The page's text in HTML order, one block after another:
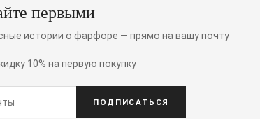
первыми
истории о фарфоре — прямо на вашу почту
10% на первую покупку
ПОДПИСАТЬСЯ